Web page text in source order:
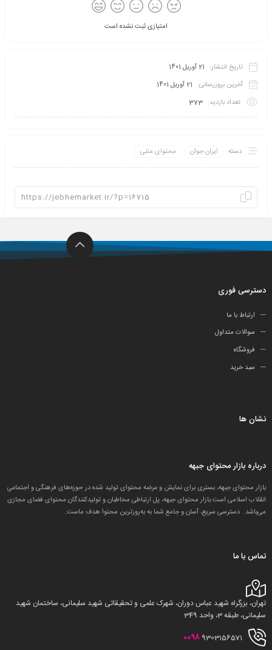
امتیازی ثبت نشده است
تاریخ انتشار: 21 آوریل 1401
آخرین بروزرسانی: 21 آوریل 1401
تعداد بازدید: 373
دسته: ایران جوان محتوای متنی
دسترسی فوری
ارتباط با ما
سوالات متداول
فروشگاه
سبد خرید
نشان ها
درباره بازار محتوای جبهه
بازار محتوای جبهه، بستری برای نمایش و عرضه محتوای تولید شده در حوزه‌های فرهنگی و اجتماعیِ
انقلاب اسلامی است.بازار محتوای جبهه، پل ارتباطی مخاطبان و تولید‌کنندگان محتوای فضای مجازی
می‌باشد. دسترسی سریع، آسان و جامع شما به به‌روزترین محتوا هدف ماست.
تماس با ما
تهران، بزرگراه شهید عباس دوران، شهرک علمی و تحقیقاتی شهید سلیمانی، ساختمان شهید
سلیمانی، طبقه 3، واحد 349
0098 9303156571